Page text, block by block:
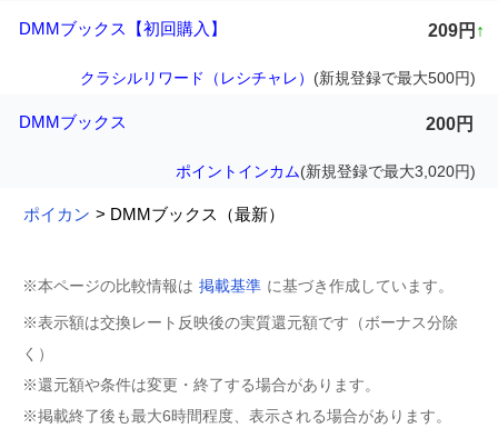
DMMブックス【初回購入】 209円 ↑
クラシルリワード（レシチャレ） (新規登録で最大500円)
DMMブックス 200円
ポイントインカム(新規登録で最大3,020円)
ポイカン > DMMブックス（最新）
※本ページの比較情報は 掲載基準 に基づき作成しています。
※表示額は交換レート反映後の実質還元額です（ボーナス分除
く）
※還元額や条件は変更・終了する場合があります。
※掲載終了後も最大6時間程度、表示される場合があります。